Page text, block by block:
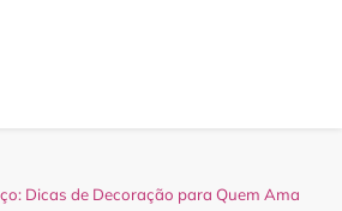
Dicas de Decoração para Quem Ama